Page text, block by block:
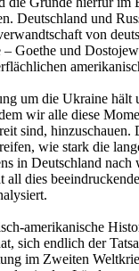
Deutschland und
von
– Goethe und
um die Ukraine hält
wir alle diese
sind, hinzuschauen.
wie stark die
in Deutschland
all dies
amerikanische
sich endlich der
im Zweiten